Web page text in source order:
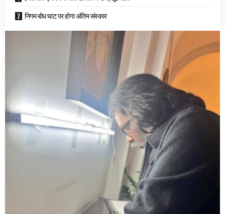
निगम बोध घाट पर होगा अंतिम संस्कार